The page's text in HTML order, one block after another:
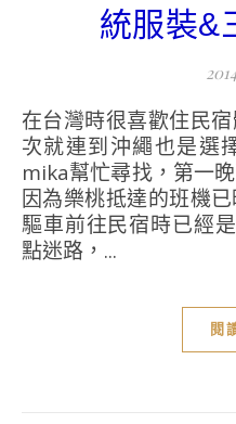
統服裝&
在台灣時很喜歡住民宿體驗不同的特色風情，這
次就連到沖繩也是選
mika幫忙尋找，第一
因為樂桃抵達的班機
驅車前往民宿時已經
點迷路，...
閱